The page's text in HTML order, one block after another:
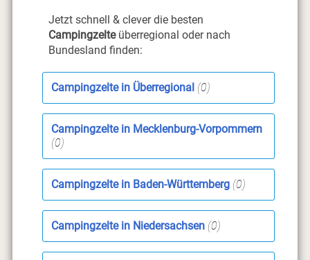
Jetzt schnell & clever die besten
Campingzelteüberregional oder nach
Bundesland finden:
Campingzelte in Überregional (0)
Campingzelte in Mecklenburg-Vorpommern
(0)
Campingzelte in Baden-Württemberg (0)
Campingzelte in Niedersachsen (0)